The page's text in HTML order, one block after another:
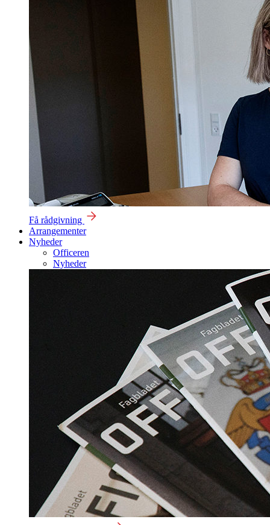
Få rådgivning
Arrangementer
Nyheder
Officeren
Nyheder